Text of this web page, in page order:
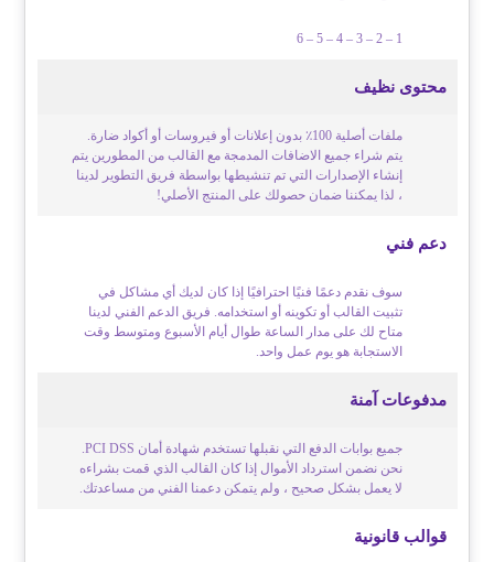
1 – 2 – 3 – 4 – 5 – 6
محتوى نظيف
ملفات أصلية 100٪ بدون إعلانات أو فيروسات أو أكواد ضارة.
يتم شراء جميع الاضافات المدمجة مع القالب من المطورين يتم
إنشاء الإصدارات التي تم تنشيطها بواسطة فريق التطوير لدينا
، لذا يمكننا ضمان حصولك على المنتج الأصلي!
دعم فني
سوف نقدم دعمًا فنيًا احترافيًا إذا كان لديك أي مشاكل في
تثبيت القالب أو تكوينه أو استخدامه. فريق الدعم الفني لدينا
متاح لك على مدار الساعة طوال أيام الأسبوع ومتوسط وقت
الاستجابة هو يوم عمل واحد.
مدفوعات آمنة
نحن نضمن استرداد الأموال إذا كان القالب الذي قمت بشراءه
لا يعمل بشكل صحيح ، ولم يتمكن دعمنا الفني من مساعدتك.
قوالب قانونية